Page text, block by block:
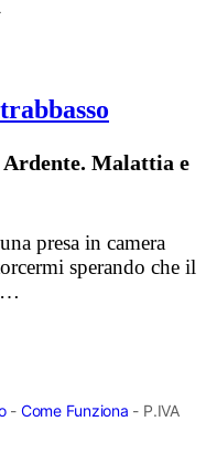
Ardente. Malattia e
presa in camera
sperando che il
- Come Funziona - P.IVA